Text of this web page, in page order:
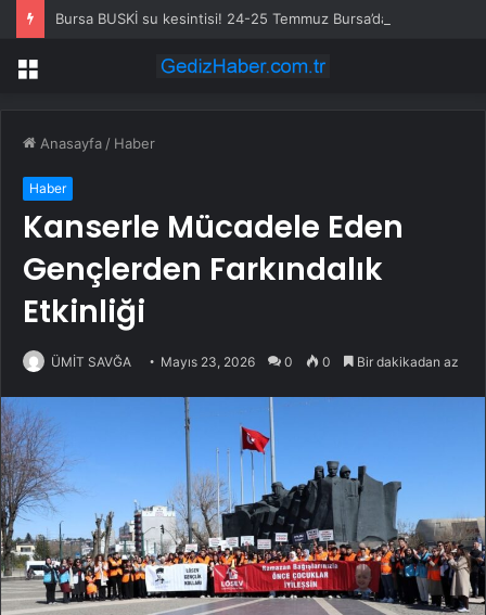
Menü
Anasayfa / Haber
Haber
Kanserle Mücadele Eden
Gençlerden Farkındalık
Etkinliği
ÜMİT SAVĞA Mayıs 23, 2026 0 0 Bir dakikadan az